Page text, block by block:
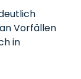
Vorfällen
in